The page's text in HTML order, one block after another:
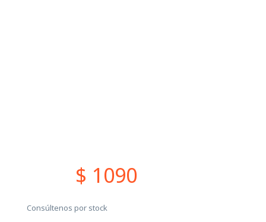
$ 1090
Consúltenos por stock